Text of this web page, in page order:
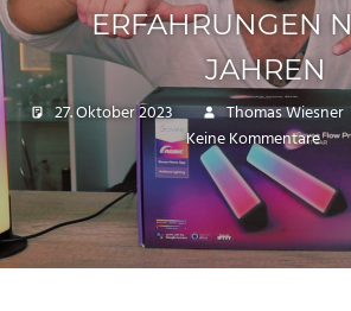
ERFAHRUNGEN
JAHREN
27. Oktober 2023 Thomas Wiesner
Keine Kommentare